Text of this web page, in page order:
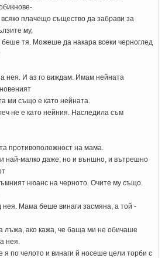
плачещо същество да забрави за
му,
беше тя. Можеше да накара всеки черноглед
нея. И аз го виждам. Имам нейната
ми също е като нейната.
не е като нейния. Наследила съм
противоположност на мама.
най-малко даже, но и външно, и вътрешно
нюанс на черното. Очите му също.
нея. Мама беше винаги засмяна, а той -
лъжа, ако кажа, че баща ми не обичаше
нея.
по челото и винаги й носеше цели торби с